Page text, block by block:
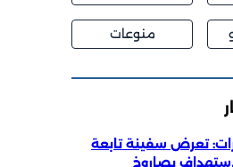
منوعات
تعرض سفينة تابعة
بصاروخ